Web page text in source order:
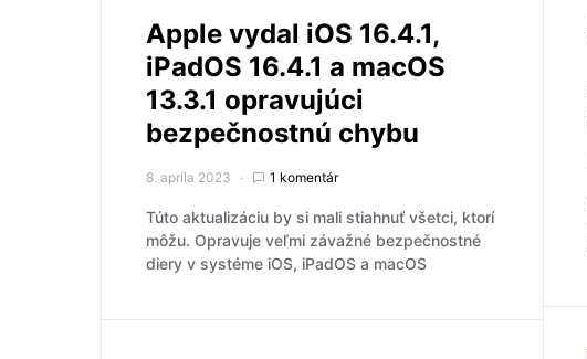
Apple vydal iOS 16.4.1,
iPadOS 16.4.1 a macOS
13.3.1 opravujúci
bezpečnostnú chybu
8. apríla 2023 1 komentár
Túto aktualizáciu by si mali stiahnuť všetci, ktorí
môžu. Opravuje veľmi závažné bezpečnostné
diery v systéme iOS, iPadOS a macOS